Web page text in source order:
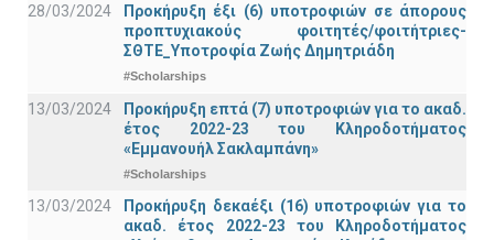
28/03/2024
Προκήρυξη έξι (6) υποτροφιών σε άπορους
προπτυχιακούς φοιτητές/φοιτήτριες-
ΣΘΤΕ_Υποτροφία Ζωής Δημητριάδη
#Scholarships
13/03/2024
Προκήρυξη επτά (7) υποτροφιών για το ακαδ.
έτος 2022-23 του Κληροδοτήματος
«Εμμανουήλ Σακλαμπάνη»
#Scholarships
13/03/2024
Προκήρυξη δεκαέξι (16) υποτροφιών για το
ακαδ. έτος 2022-23 του Κληροδοτήματος